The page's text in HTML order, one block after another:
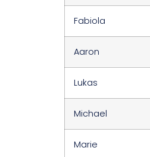
Fabiola
Aaron
Lukas
Michael
Marie